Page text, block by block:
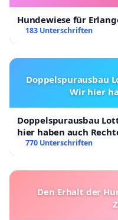
Hundewiese für
183 Unterschriften
Doppelspurausbau
Wir hier
Doppelspurausbau
hier haben auch
770 Unterschriften
Den Erhalt der